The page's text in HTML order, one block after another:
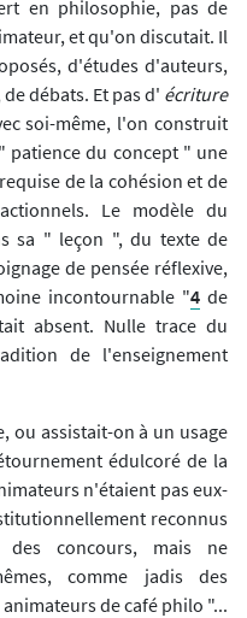
en philosophie, pas de
et qu'on discutait. Il
d'études d'auteurs,
débats. Et pas d' écriture
soi-même, l'on construit
patience du concept " une
de la cohésion et de
Le modèle du
sa " leçon ", du texte de
de pensée réflexive,
incontournable "4de
absent. Nulle trace du
de l'enseignement
ou assistait-on à un usage
édulcoré de la
n'étaient pas eux-
reconnus
des concours, mais ne
comme jadis des
de café philo "...